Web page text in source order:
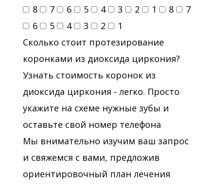
вертикальной конденсации
гуттаперчи. Восстановление
эндодонтически леченых зубов
2012 - Восстановление
анатомической формы передней и
боковой группы зубов в эстетических
реставрациях
2012 - Современные протоколы
эндодонтического лечения. Ошибки и
осложнения эндодонтического
лечения: профилактика и
8 7 6 5 4 3 2 1 8
7
6
5 4 3 2
1
Сколько стоит протезирование
коронками из диоксида циркония?
Узнать стоимость коронок из
диоксида циркония - легко. Просто
укажите на схеме нужные зубы и
оставьте свой номер телефона
Мы внимательно изучим ваш запрос
и свяжемся с вами, предложив
ориентировочный план лечения